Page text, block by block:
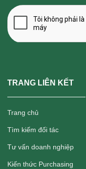
TRANG LIÊN KẾT
Trang chủ
Tìm kiếm đối tác
Tư vấn doanh nghiệp
Kiến thức Purchasing